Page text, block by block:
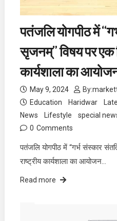
पतंजलि योगपीठ में
सृजनम्” विषय पर एक
कार्यशाला का
May 9, 2024 By:
Education
Haridwar
News
Lifestyle special
0 Comments
पतंजलि योगपीठ में “गर्भ संस्कार
राष्ट्रीय कार्यशाला का आयोजन…
Read more